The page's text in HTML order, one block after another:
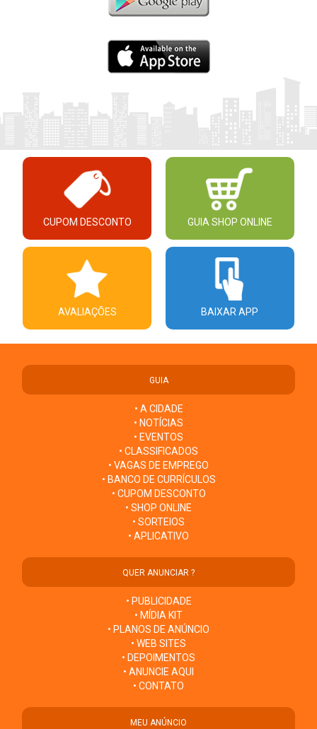
CUPOM DESCONTO GUIA SHOP ONLINE
AVALIAÇÕES BAIXAR APP
GUIA
• A CIDADE
• NOTÍCIAS
• EVENTOS
• CLASSIFICADOS
• VAGAS DE EMPREGO
• BANCO DE CURRÍCULOS
• CUPOM DESCONTO
• SHOP ONLINE
• SORTEIOS
• APLICATIVO
QUER ANUNCIAR ?
• PUBLICIDADE
• MÍDIA KIT
• PLANOS DE ANÚNCIO
• WEB SITES
• DEPOIMENTOS
• ANUNCIE AQUI
• CONTATO
MEU ANÚNCIO